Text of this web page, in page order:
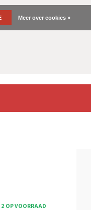
2 OP VOORRAAD
Meer over cookies »